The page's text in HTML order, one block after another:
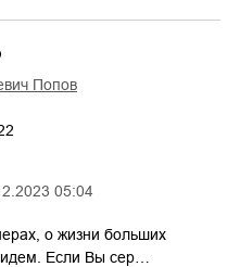
05:04
Попов
о жизни больших
Если Вы сер…